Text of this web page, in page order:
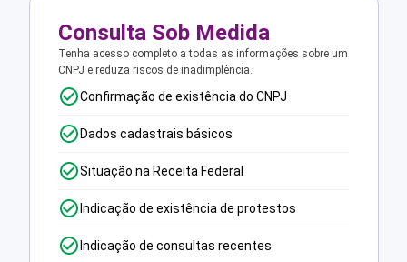
Consulta Sob Medida
Tenha acesso completo a todas as informações sobre um
CNPJ e reduza riscos de inadimplência.
Confirmação de existência do CNPJ
Dados cadastrais básicos
Situação na Receita Federal
Indicação de existência de protestos
Indicação de consultas recentes